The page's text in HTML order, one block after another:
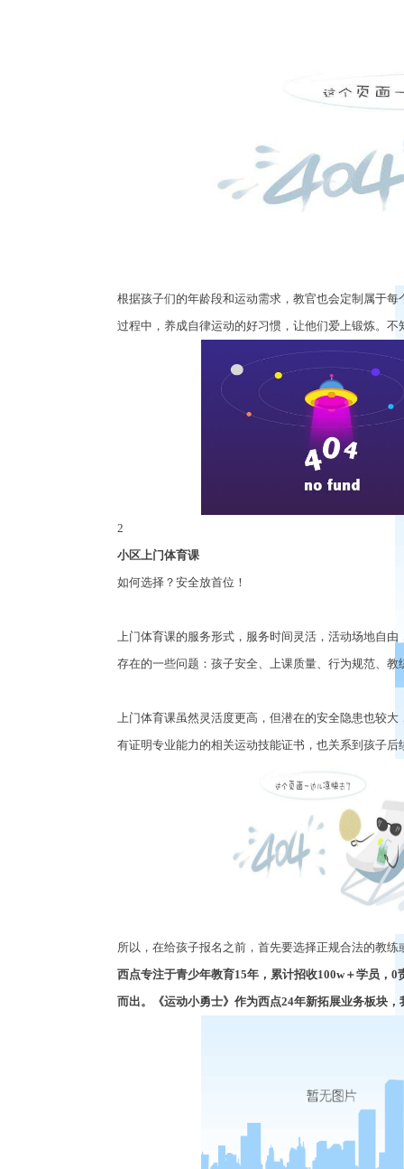
根据孩子们的年龄段和运动需求，教官也会定制属于每
过程中，养成自律运动的好习惯，让他们爱上锻炼。
2
小区上门体育课
如何选择？安全放首位！
上门体育课的服务形式，服务时间灵活，活动场地自由
存在的一些问题：孩子安全、上课质量、行为规范、教
上门体育课虽然灵活度更高，但潜在的安全隐患也较
有证明专业能力的相关运动技能证书，也关系到孩子
所以，在给孩子报名之前，首先要选择正规合法的教练
西点专注于青少年教育15年，累计招收100w＋学员， 0
而出。《运动小勇士》作为西点24年新拓展业务板块，